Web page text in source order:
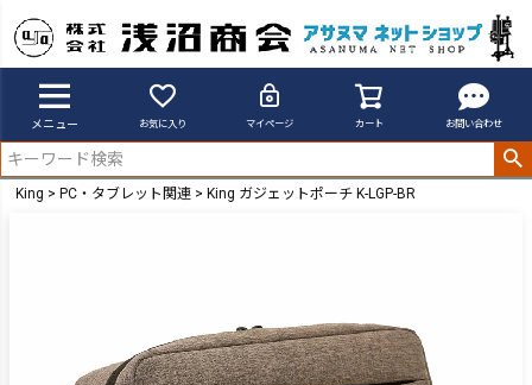
メニュー お気に入り マイページ カート お問い合わせ
King PC・タブレット関連 King ガジェットポーチ K-LGP-BR